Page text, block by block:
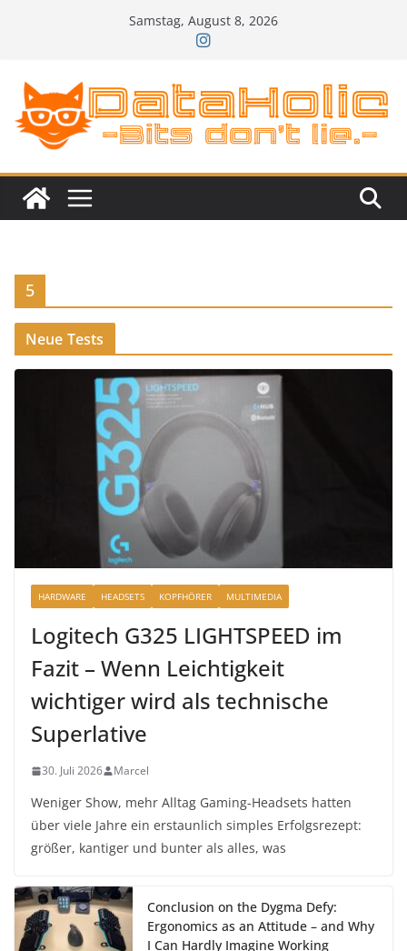
Samstag, August 8, 2026
5
Neue Tests
HARDWARE HEADSETS KOPFHÖRER MULTIMEDIA
Logitech G325 LIGHTSPEED im
Fazit – Wenn Leichtigkeit
wichtiger wird als technische
Superlative
30. Juli 2026 Marcel
Weniger Show, mehr Alltag Gaming-Headsets hatten
über viele Jahre ein erstaunlich simples Erfolgsrezept:
größer, kantiger und bunter als alles, was
Conclusion on the Dygma Defy:
Ergonomics as an Attitude – and Why
I Can Hardly Imagine Working